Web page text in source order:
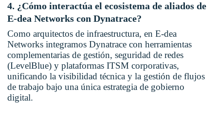
4. ¿Cómo interactúa el ecosistema de aliados de
E-dea Networks con Dynatrace?
Como arquitectos de infraestructura, en E-dea
Networks integramos Dynatrace con herramientas
complementarias de gestión, seguridad de redes
(LevelBlue) y plataformas ITSM corporativas,
unificando la visibilidad técnica y la gestión de flujos
de trabajo bajo una única estrategia de gobierno
digital.